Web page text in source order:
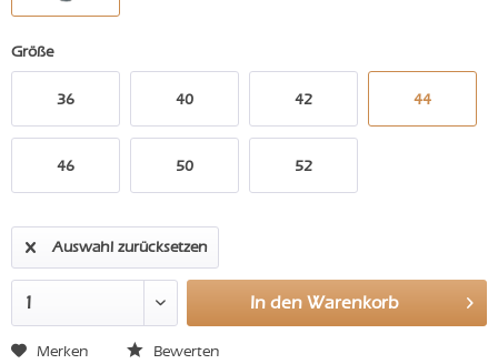
Größe
36 40 42 44
46 50 52
Auswahl zurücksetzen
In den Warenkorb
Merken Bewerten